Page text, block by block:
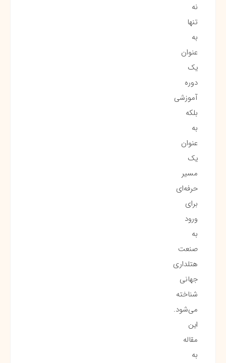
نه
تنها
به
عنوان
یک
دوره
آموزشی
بلکه
به
عنوان
یک
مسیر
حرفه‌ای
برای
ورود
به
صنعت
هتلداری
جهانی
شناخته
می‌شود.
این
مقاله
به